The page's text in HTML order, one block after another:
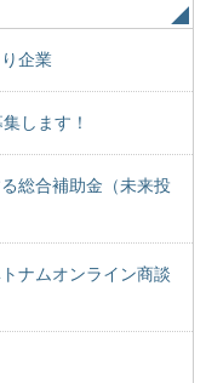
企業
します！
総合補助金（未来投
ナムオンライン商談